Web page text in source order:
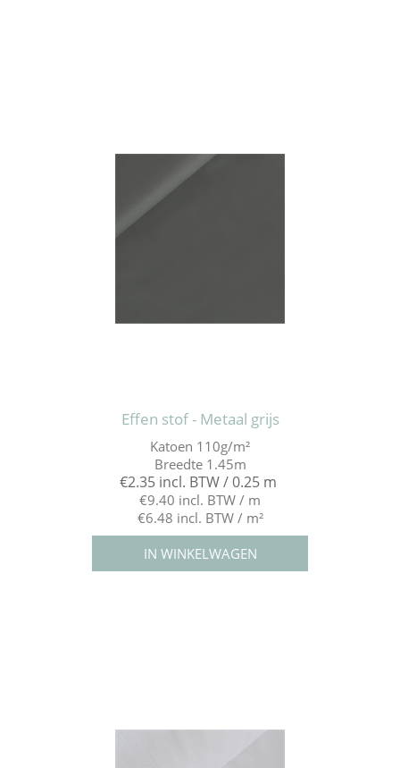
Effen stof - Metaal grijs
Katoen 110g/m²
Breedte 1.45m
€2.35 incl. BTW / 0.25 m
€9.40 incl. BTW / m
€6.48 incl. BTW / m²